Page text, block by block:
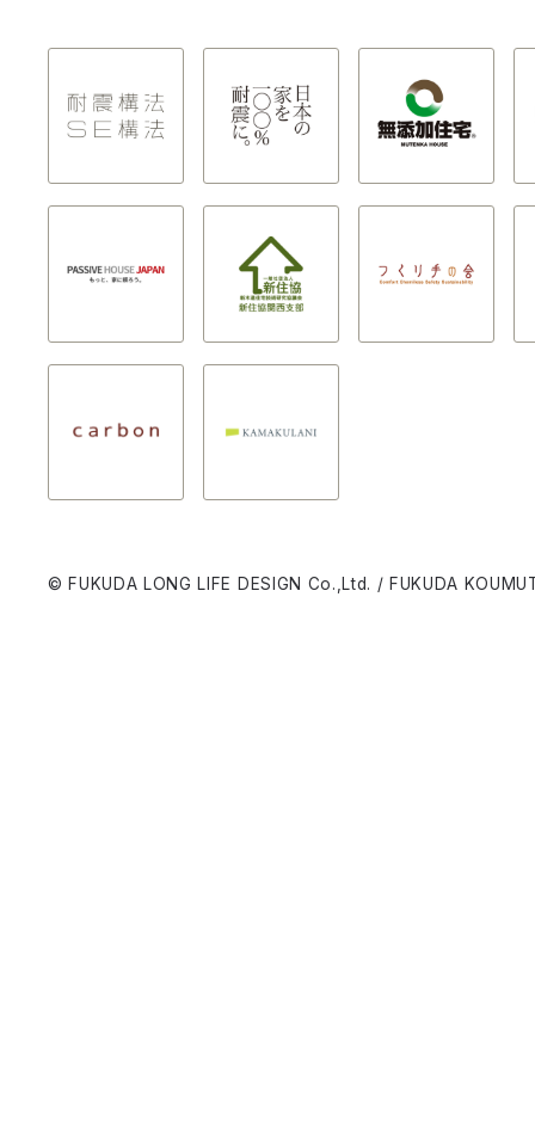
© FUKUDA LONG LIFE DESIGN Co.,Ltd. / FUKUDA